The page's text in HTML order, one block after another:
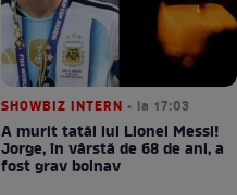
SHOWBIZ INTERN • la 17:03
A murit tatăl lui Lionel Messi!
Jorge, în vârstă de 68 de ani, a
fost grav bolnav